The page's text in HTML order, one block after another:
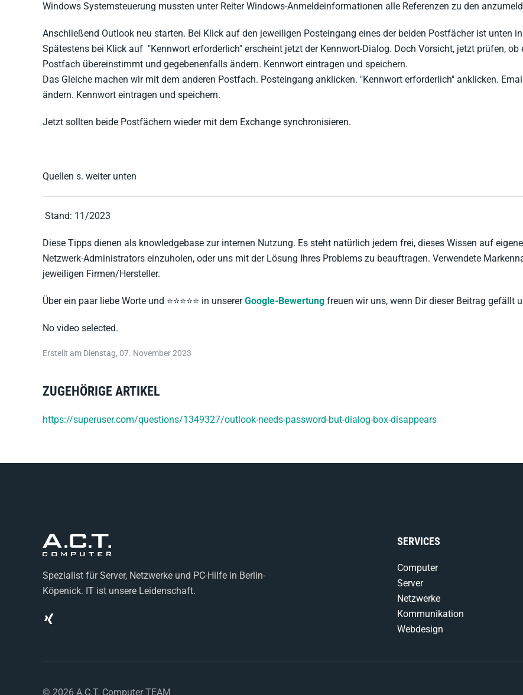
Windows Systemsteuerung mussten unter Reiter Windows-Anmeldeinformationen alle Referenzen zu den
Anschließend Outlook neu starten. Bei Klick auf den jeweiligen Posteingang eines der beiden Postfächer ist unten
Spätestens bei Klick auf "Kennwort erforderlich" erscheint jetzt der Kennwort-Dialog. Doch Vorsicht, jetzt prüfen,
Postfach übereinstimmt und gegebenenfalls ändern. Kennwort eintragen und speichern.
Das Gleiche machen wir mit dem anderen Postfach. Posteingang anklicken. "Kennwort erforderlich" anklicken.
ändern. Kennwort eintragen und speichern.
Jetzt sollten beide Postfächern wieder mit dem Exchange synchronisieren.
Quellen s. weiter unten
Stand: 11/2023
Diese Tipps dienen als knowledgebase zur internen Nutzung. Es steht natürlich jedem frei, dieses Wissen auf
Netzwerk-Administrators einzuholen, oder uns mit der Lösung Ihres Problems zu beauftragen. Verwendete
jeweiligen Firmen/Hersteller.
Über ein paar liebe Worte und ⭐️⭐️⭐️⭐️⭐️ in unsererGoogle-Bewertung freuen wir uns, wenn Dir dieser Beitrag gefällt
No video selected.
Erstellt am Dienstag, 07. November 2023
ZUGEHÖRIGE ARTIKEL
https://superuser.com/questions/1349327/outlook-needs-password-but-dialog-box-disappears
Spezialist für Server, Netzwerke und PC-Hilfe in Berlin-
Köpenick. IT ist unsere Leidenschaft.
SERVICES
Computer
Server
Netzwerke
Kommunikation
Webdesign
© 2026 A.C.T. Computer TEAM